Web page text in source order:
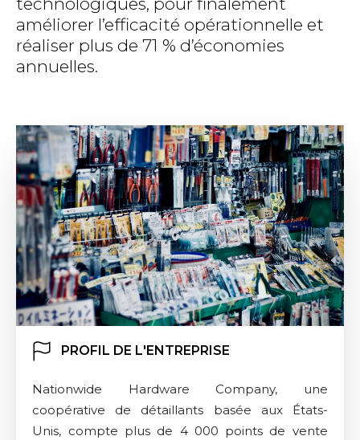
améliorer l’efficacité opérationnelle et
réaliser plus de 71 % d’économies
annuelles.
PROFIL DE L'ENTREPRISE
Nationwide Hardware Company, une
coopérative de détaillants basée aux États-
Unis, compte plus de 4 000 points de vente